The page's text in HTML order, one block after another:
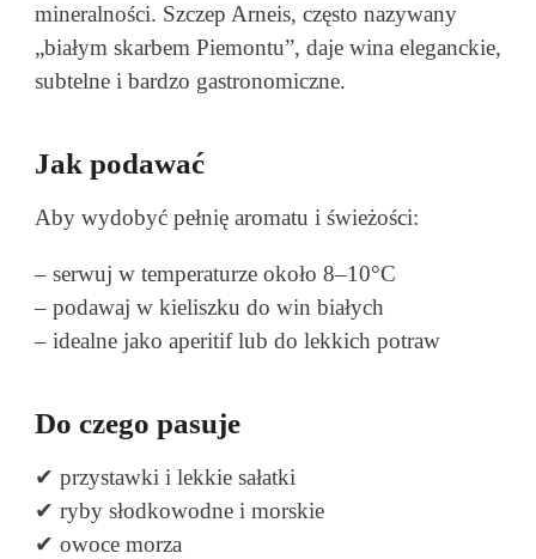
mineralności. Szczep Arneis, często nazywany
„białym skarbem Piemontu”, daje wina eleganckie,
subtelne i bardzo gastronomiczne.
Jak podawać
Aby wydobyć pełnię aromatu i świeżości:
– serwuj w temperaturze około 8–10°C
– podawaj w kieliszku do win białych
– idealne jako aperitif lub do lekkich potraw
Do czego pasuje
✔ przystawki i lekkie sałatki
✔ ryby słodkowodne i morskie
✔ owoce morza